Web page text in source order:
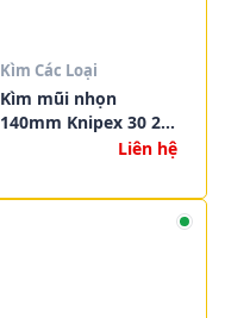
Kìm Các Loại
Kìm mũi nhọn
140mm Knipex 30 21
Liên hệ